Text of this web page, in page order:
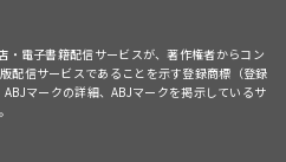
・電子書籍配信サービスが、著作権者からコン
配信サービスであることを示す登録商標（登録
マークの詳細、ABJマークを掲示しているサ